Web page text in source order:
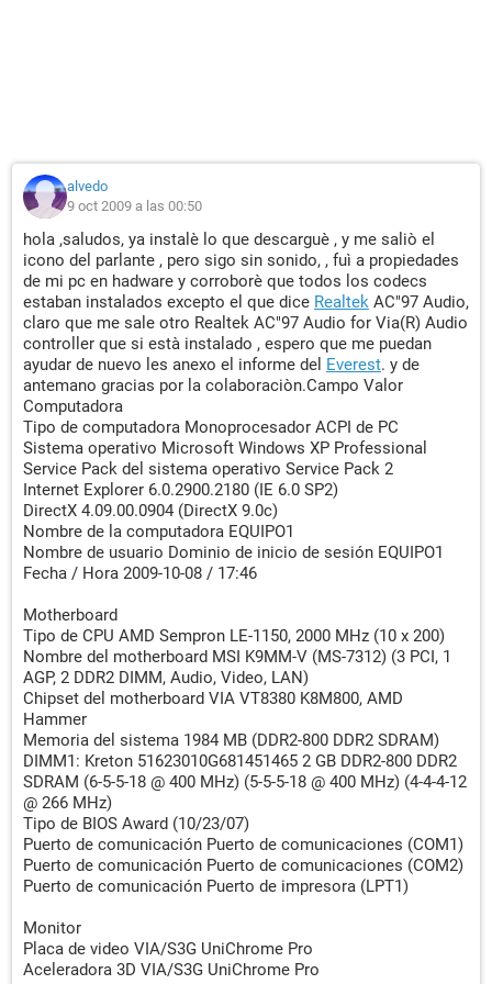
Dirección MAC primaria
Placa de red Adaptador Fast Ethernet compatible VIA
(192.168.0.101)
Periféricos
Impresora Microsoft XPS Document Writer
Controlador USB1 VIA VT8237 USB Universal Host Controller
Controlador USB1 VIA VT8237 USB Universal Host Controller
Controlador USB1 VIA VT8237 USB Universal Host Controller
Controlador USB1 VIA VT8237 USB Universal Host Controller
Controlador USB2 VIA VT8237 USB 2.0 Enhanced Host
Controller
DMI
DMI Fabricante del BIOS Phoenix Technologies, LTD
DMI Versión del BIOS V1.6
DMI Fabricante del sistema MICRO-STAR INTERNATIONAL
CO., LTD
DMI Nombre del sistema MS-7312
DMI Número de serie del sistema
DMI Fabricante del motherboard MICRO-STAR
INTERNATIONAL CO., LTD
DMI Nombre del motherboard MS-7312
DMI Versión del motherboard 1.0
DMI Número de serie del motherboard
DMI Fabricante del chasis
DMI Versión del chasis
DMI Número de serie del chasis
DMI Identificador del chasis
DMI Tipo de chasis Desktop Case
DMI Sockets de memoria Total / Libres 2 / 1
alvedo
9 oct 2009 a las 00:50
hola ,saludos, ya instalè lo que descarguè , y me saliò el
icono del parlante , pero sigo sin sonido, , fuì a propiedades
de mi pc en hadware y corroborè que todos los codecs
estaban instalados excepto el que dice Realtek AC"97 Audio,
claro que me sale otro Realtek AC"97 Audio for Via(R) Audio
controller que si està instalado , espero que me puedan
ayudar de nuevo les anexo el informe del Everest. y de
antemano gracias por la colaboraciòn.Campo Valor
Computadora
Tipo de computadora Monoprocesador ACPI de PC
Sistema operativo Microsoft Windows XP Professional
Service Pack del sistema operativo Service Pack 2
Internet Explorer 6.0.2900.2180 (IE 6.0 SP2)
DirectX 4.09.00.0904 (DirectX 9.0c)
Nombre de la computadora EQUIPO1
Nombre de usuario Dominio de inicio de sesión EQUIPO1
Fecha / Hora 2009-10-08 / 17:46
Motherboard
Tipo de CPU AMD Sempron LE-1150, 2000 MHz (10 x 200)
Nombre del motherboard MSI K9MM-V (MS-7312) (3 PCI, 1
AGP, 2 DDR2 DIMM, Audio, Video, LAN)
Chipset del motherboard VIA VT8380 K8M800, AMD
Hammer
Memoria del sistema 1984 MB (DDR2-800 DDR2 SDRAM)
DIMM1: Kreton 51623010G681451465 2 GB DDR2-800 DDR2
SDRAM (6-5-5-18 @ 400 MHz) (5-5-5-18 @ 400 MHz) (4-4-4-12
@ 266 MHz)
Tipo de BIOS Award (10/23/07)
Puerto de comunicación Puerto de comunicaciones (COM1)
Puerto de comunicación Puerto de comunicaciones (COM2)
Puerto de comunicación Puerto de impresora (LPT1)
Monitor
Placa de video VIA/S3G UniChrome Pro
Aceleradora 3D VIA/S3G UniChrome Pro